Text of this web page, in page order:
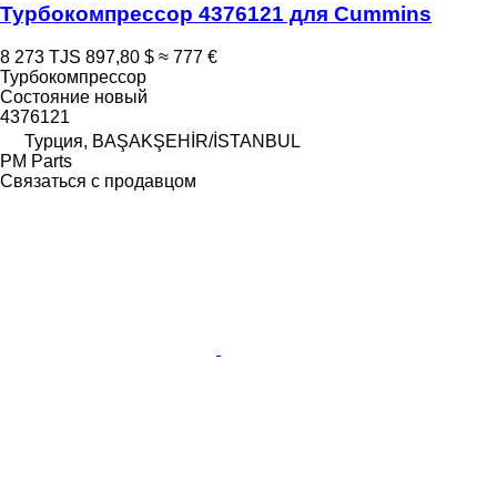
Турбокомпрессор 4376121 для Cummins
8 273 TJS 897,80 $ ≈ 777 €
Турбокомпрессор
Состояние новый
4376121
Турция, BAŞAKŞEHİR/İSTANBUL
PM Parts
Связаться с продавцом